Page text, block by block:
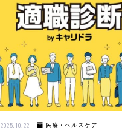
2025.10.22 医療・ヘルスケア